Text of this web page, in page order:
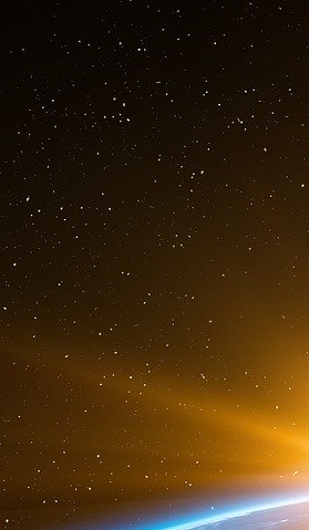
céderaient leur
la création d’un droit à
fois, pour pouvoir
La loi fixe comme objectif
exploitants agricoles en
Si le lobby bovin
de programmation
énergétique au profit du
Le décret n° 2024-318
(accélération de
cadre réglementaire pour
au sol.
Nos campagnes sont
et de Bruxelles, pour
photovoltaïques. Cet
locaux qui sont à la fois
commission européenne.